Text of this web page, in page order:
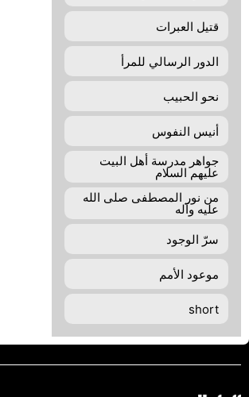
قتيل العبرات
الدور الرسالي للمرأ
نحو الحبيب
أنيس النفوس
جواهر مدرسة أهل البيت
عليهم السلام
من نور المصطفى صلى الله
عليه وآله
سرّ الوجود
موعود الأمم
short